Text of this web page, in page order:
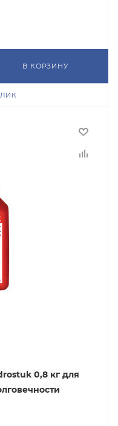
В КОРЗИНУ
0,8 кг для